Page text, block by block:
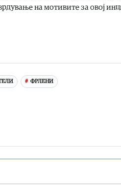
на мотивите за овој
ФРЛЕНИ